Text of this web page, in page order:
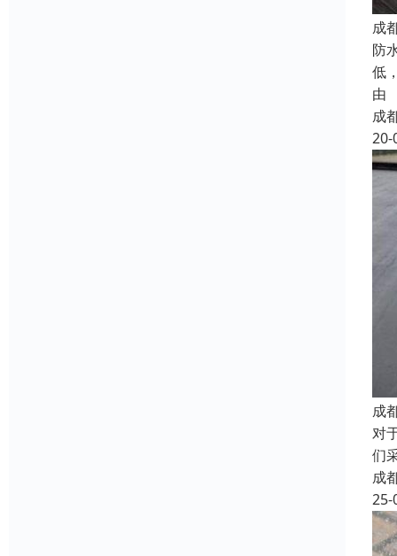
成
防
低
由
成
20-
成
对
们
成
25-